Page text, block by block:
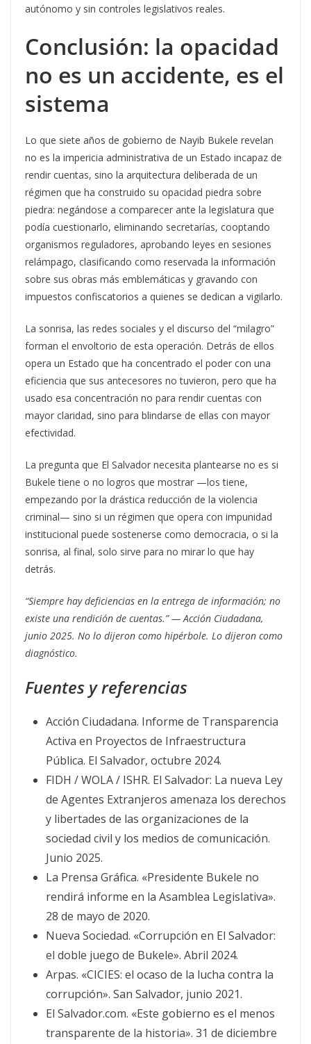
autónomo y sin controles legislativos reales.
Conclusión: la opacidad
no es un accidente, es el
sistema
Lo que siete años de gobierno de Nayib Bukele revelan
no es la impericia administrativa de un Estado incapaz de
rendir cuentas, sino la arquitectura deliberada de un
régimen que ha construido su opacidad piedra sobre
piedra: negándose a comparecer ante la legislatura que
podía cuestionarlo, eliminando secretarías, cooptando
organismos reguladores, aprobando leyes en sesiones
relámpago, clasificando como reservada la información
sobre sus obras más emblemáticas y gravando con
impuestos confiscatorios a quienes se dedican a vigilarlo.
La sonrisa, las redes sociales y el discurso del “milagro”
forman el envoltorio de esta operación. Detrás de ellos
opera un Estado que ha concentrado el poder con una
eficiencia que sus antecesores no tuvieron, pero que ha
usado esa concentración no para rendir cuentas con
mayor claridad, sino para blindarse de ellas con mayor
efectividad.
La pregunta que El Salvador necesita plantearse no es si
Bukele tiene o no logros que mostrar —los tiene,
empezando por la drástica reducción de la violencia
criminal— sino si un régimen que opera con impunidad
institucional puede sostenerse como democracia, o si la
sonrisa, al final, solo sirve para no mirar lo que hay
detrás.
“Siempre hay deficiencias en la entrega de información; no
existe una rendición de cuentas.” — Acción Ciudadana,
junio 2025. No lo dijeron como hipérbole. Lo dijeron como
diagnóstico.
Fuentes y referencias
Acción Ciudadana. Informe de Transparencia
Activa en Proyectos de Infraestructura
Pública. El Salvador, octubre 2024.
FIDH / WOLA / ISHR. El Salvador: La nueva Ley
de Agentes Extranjeros amenaza los derechos
y libertades de las organizaciones de la
sociedad civil y los medios de comunicación.
Junio 2025.
La Prensa Gráfica. «Presidente Bukele no
rendirá informe en la Asamblea Legislativa».
28 de mayo de 2020.
Nueva Sociedad. «Corrupción en El Salvador:
el doble juego de Bukele». Abril 2024.
Arpas. «CICIES: el ocaso de la lucha contra la
corrupción». San Salvador, junio 2021.
El Salvador.com. «Este gobierno es el menos
transparente de la historia». 31 de diciembre